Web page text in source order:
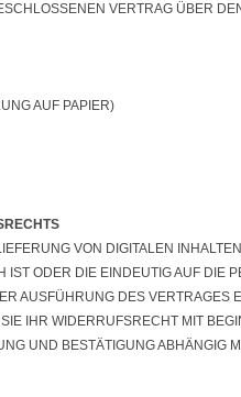
VERTRAG ÜBER
AUF PAPIER)
VON DIGITALEN
ODER DIE EINDEUTIG AUF DIE
AUSFÜHRUNG DES
IHR WIDERRUFSRECHT MIT
UND BESTÄTIGUNG ABHÄNGIG